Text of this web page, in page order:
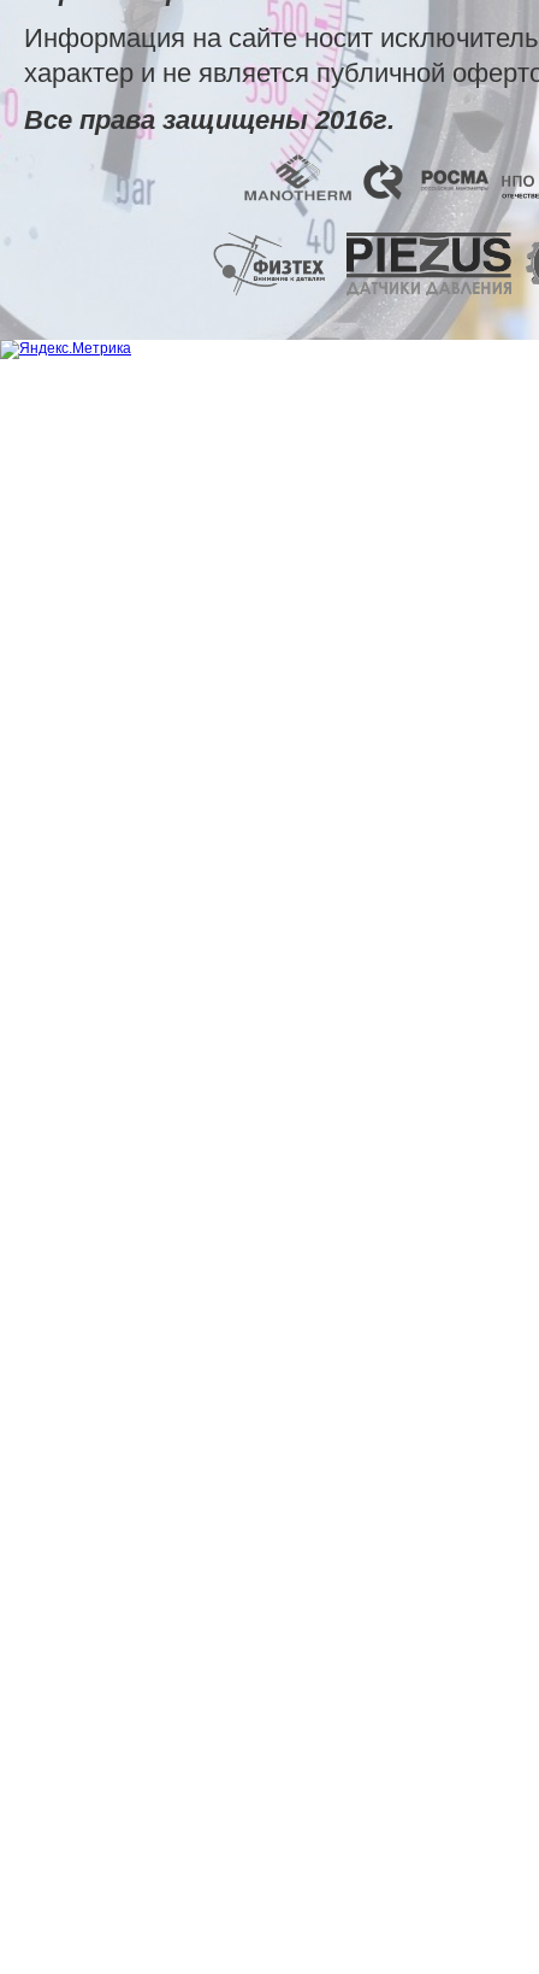
Информация на сайте носит
характер и не является публичной
Все права защищены 2016г.